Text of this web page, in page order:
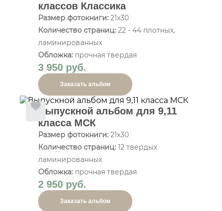
классов Классика
Размер фотокниги: 21х30
Количество страниц: 22 - 44 плотных,
ламинированных
Обложка: прочная твердая
3 950 руб.
Заказать альбом
Выпускной альбом для 9,11
класса МСК
Размер фотокниги: 21х30
Количество страниц: 12 твердых
ламинированных
Обложка: прочная твердая
2 950 руб.
Заказать альбом